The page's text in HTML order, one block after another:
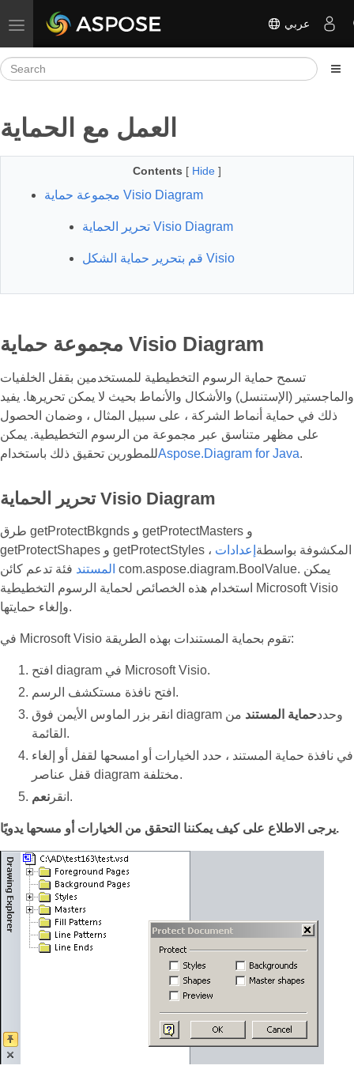
Toggle navigation عربي
العمل مع الحماية
Contents [ Hide ]
مجموعة حماية Visio Diagram
تحرير الحماية Visio Diagram
قم بتحرير حماية الشكل Visio
مجموعة حماية Visio Diagram
تسمح حماية الرسوم التخطيطية للمستخدمين بقفل الخلفيات
والماجستير (الإستنسل) والأشكال والأنماط بحيث لا يمكن تحريرها. يفيد
ذلك في حماية أنماط الشركة ، على سبيل المثال ، وضمان الحصول
على مظهر متناسق عبر مجموعة من الرسوم التخطيطية. يمكن
للمطورين تحقيق ذلك باستخدامAspose.Diagram for Java.
تحرير الحماية Visio Diagram
طرق getProtectBkgnds و getProtectMasters و
getProtectShapes و getProtectStyles ، المكشوفة بواسطة إعدادات
المستند فئة تدعم كائن com.aspose.diagram.BoolValue. يمكن
استخدام هذه الخصائص لحماية الرسوم التخطيطية Microsoft Visio
وإلغاء حمايتها.
في Microsoft Visio تقوم بحماية المستندات بهذه الطريقة:
افتح diagram في Microsoft Visio.
افتح نافذة مستكشف الرسم.
انقر بزر الماوس الأيمن فوق diagram وحددحماية المستند من
القائمة.
في نافذة حماية المستند ، حدد الخيارات أو امسحها لقفل أو إلغاء
قفل عناصر diagram مختلفة.
انقر نعم .
يرجى الاطلاع على كيف يمكننا التحقق من الخيارات أو مسحها يدويًا.